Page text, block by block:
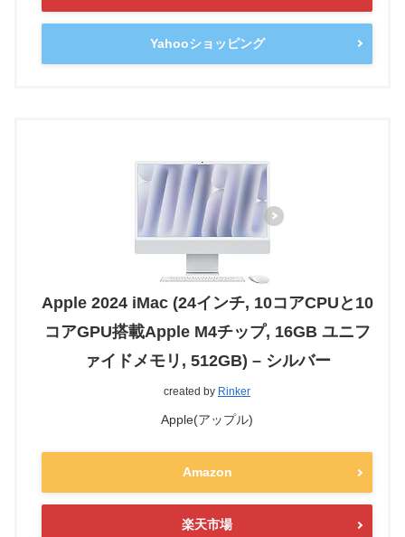
Yahooショッピング
Apple 2024 iMac (24インチ, 10コアCPUと10
コアGPU搭載Apple M4チップ, 16GB ユニフ
ァイドメモリ, 512GB) – シルバー
created by Rinker
Apple(アップル)
Amazon
楽天市場